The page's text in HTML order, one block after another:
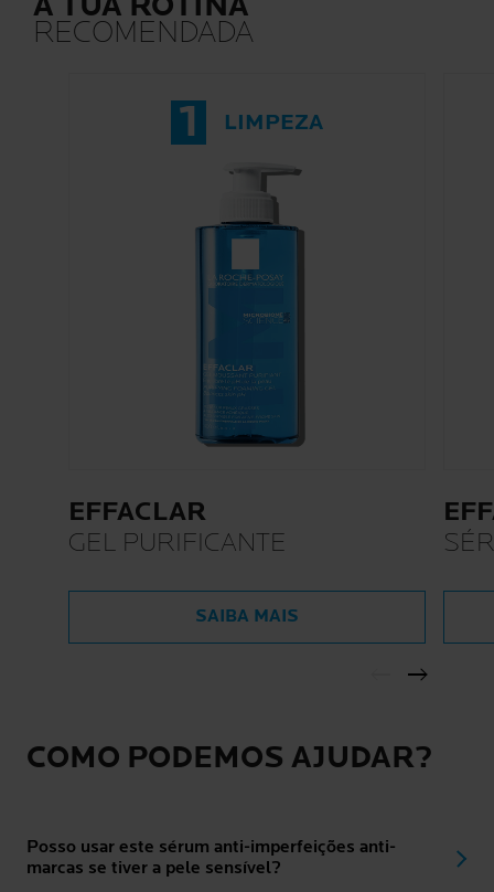
RECOMENDADA
1 LIMPEZA
EFFACLAR
GEL PURIFICANTE
SAIBA MAIS
COMO PODEMOS AJUDAR?
Posso usar este sérum anti-imperfeições anti-
marcas se tiver a pele sensível?